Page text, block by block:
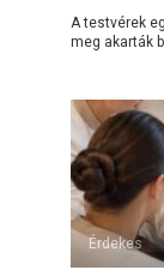
A testvérek
meg akarták
Érdekes